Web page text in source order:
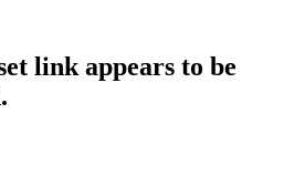
link appears to be